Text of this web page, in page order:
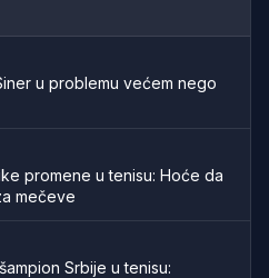
u problemu većem nego
promene u tenisu: Hoće da
mečeve
Srbije u tenisu: